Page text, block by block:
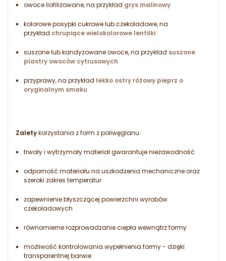
owoce liofilizowane, na przykład grys malinowy
kolorowe posypki cukrowe lub czekoladowe, na
przykład chrupiące wielokolorowe lentilki
suszone lub kandyzowane owoce, na przykład suszone
plastry owoców cytrusowych
przyprawy, na przykład lekko ostry różowy pieprz o
oryginalnym smaku
Zaletykorzystania z form z poliwęglanu:
trwały i wytrzymały materiał gwarantuje niezawodność
odporność materiału na uszkodzenia mechaniczne oraz
szeroki zakres temperatur
zapewnienie błyszczącej powierzchni wyrobów
czekoladowych
równomierne rozprowadzanie ciepła wewnątrz formy
możliwość kontrolowania wypełnienia formy - dzięki
transparentnej barwie